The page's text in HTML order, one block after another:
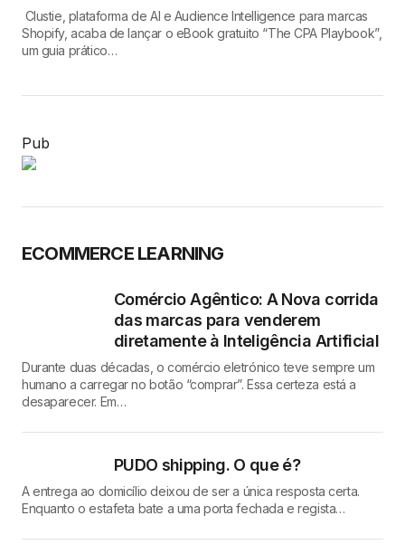
Clustie, plataforma de AI e Audience Intelligence para marcas
Shopify, acaba de lançar o eBook gratuito “The CPA Playbook”,
um guia prático…
Pub
ECOMMERCE LEARNING
Comércio Agêntico: A Nova corrida
das marcas para venderem
diretamente à Inteligência Artificial
Durante duas décadas, o comércio eletrónico teve sempre um
humano a carregar no botão “comprar”. Essa certeza está a
desaparecer. Em…
PUDO shipping. O que é?
A entrega ao domicílio deixou de ser a única resposta certa.
Enquanto o estafeta bate a uma porta fechada e regista…